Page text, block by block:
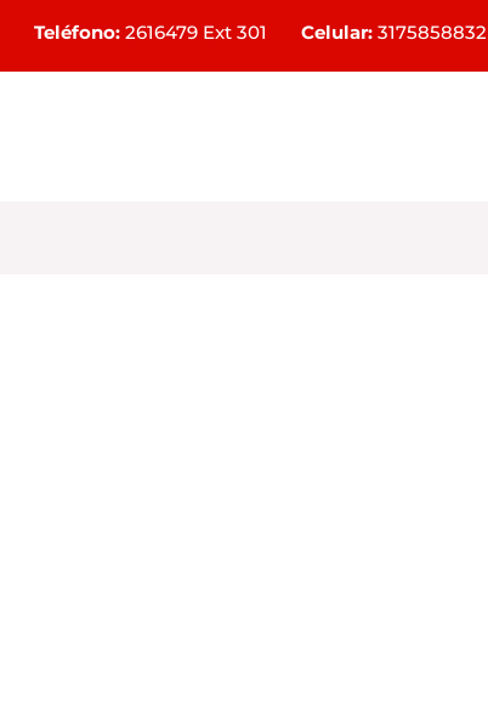
Teléfono: 2616479 Ext 301 Celular: 3175858832